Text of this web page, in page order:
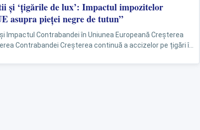
și ‘țigările de lux’: Impactul impozitelor
asupra pieței negre de tutun”
Impactul Contrabandei în Uniunea Europeană Creșterea
Contrabandei Creșterea continuă a accizelor pe țigări în